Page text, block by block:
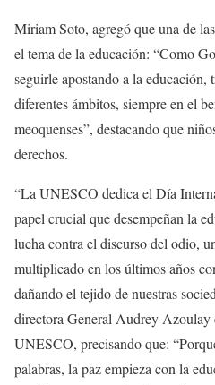
Miriam Soto, agregó que una de
el tema de la educación: “Como
seguirle apostando a la
diferentes ámbitos, siempre en el
meoquenses”, destacando que
derechos.
“La UNESCO dedica el Día
papel crucial que desempeñan la
lucha contra el discurso del odio,
multiplicado en los últimos años
dañando el tejido de nuestras
directora General Audrey Azoulay
UNESCO, precisando que:
palabras, la paz empieza con la